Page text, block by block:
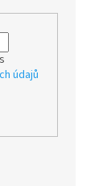
údajů